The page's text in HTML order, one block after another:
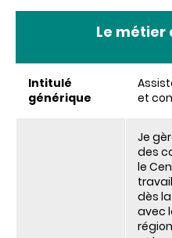
Le métier
Intitulé
générique
et
Je
des
le
dès
avec